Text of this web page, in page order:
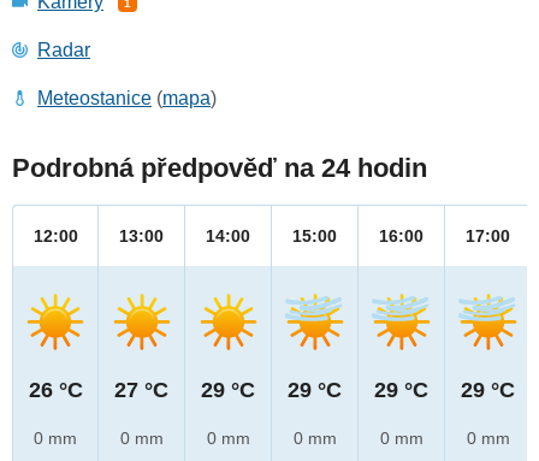
Radar
Meteostanice (mapa)
Podrobná předpověď na 24 hodin
12:00
26 °C
0 mm
13:00
27 °C
0 mm
14:00
29 °C
0 mm
15:00
29 °C
0 mm
16:00
29 °C
0 mm
17:00
29 °C
0 mm